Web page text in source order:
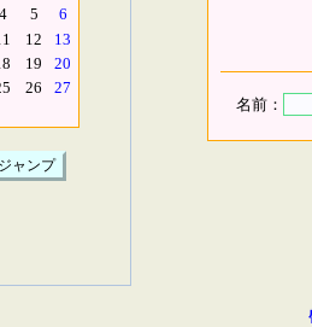
4 5
6
12
13
19
20
26
27
名前：